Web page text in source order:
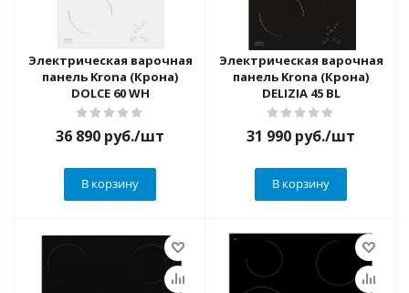
Электрическая варочная
панель Krona (Крона)
DOLCE 60 WH
36 890 руб./шт
В корзину
Электрическая варочная
панель Krona (Крона)
DELIZIA 45 BL
31 990 руб./шт
В корзину